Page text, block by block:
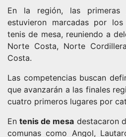
En la región, las primeras
estuvieron marcadas por
tenis de mesa, reuniendo a
Norte Costa, Norte
Costa.
Las competencias buscan
que avanzarán a las finales
cuatro primeros lugares por
Entenis de mesa destacaron
comunas como Angol,